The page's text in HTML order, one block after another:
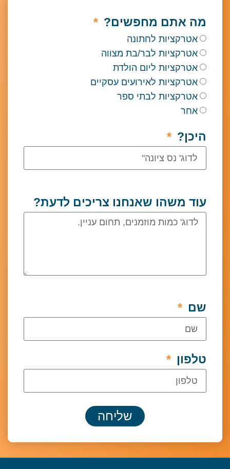
אתם מחפשים?
לחתונה
לבר/בת מצווה
ליום הולדת
לאירועים עסקיים
לבתי ספר
משהו שאנחנו צריכים לדעת?
שליחה